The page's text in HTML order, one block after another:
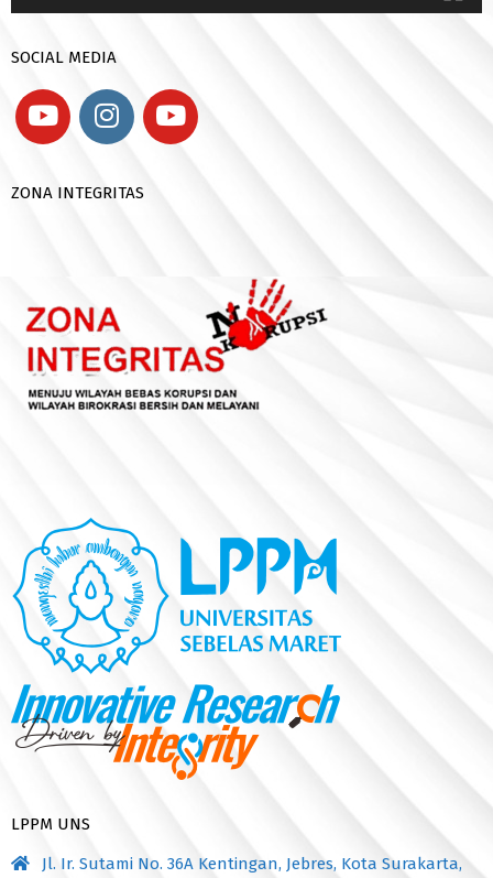
SOCIAL MEDIA
ZONA INTEGRITAS
LPPM UNS
Jl. Ir. Sutami No. 36A Kentingan, Jebres, Kota Surakarta,